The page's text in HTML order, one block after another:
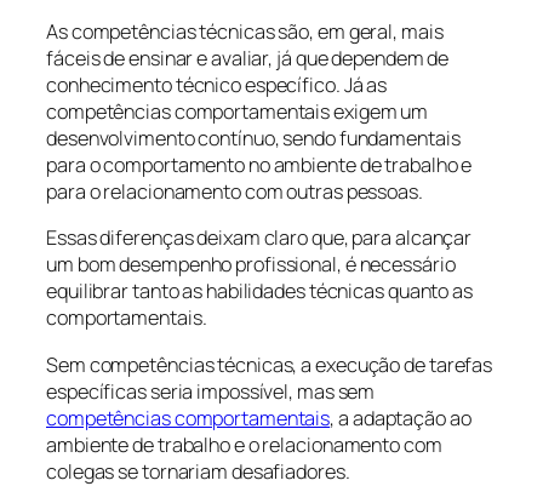
As competências técnicas são, em geral, mais
fáceis de ensinar e avaliar, já que dependem de
conhecimento técnico específico. Já as
competências comportamentais exigem um
desenvolvimento contínuo, sendo fundamentais
para o comportamento no ambiente de trabalho e
para o relacionamento com outras pessoas.
Essas diferenças deixam claro que, para alcançar
um bom desempenho profissional, é necessário
equilibrar tanto as habilidades técnicas quanto as
comportamentais.
Sem competências técnicas, a execução de tarefas
específicas seria impossível, mas sem
competências comportamentais, a adaptação ao
ambiente de trabalho e o relacionamento com
colegas se tornariam desafiadores.